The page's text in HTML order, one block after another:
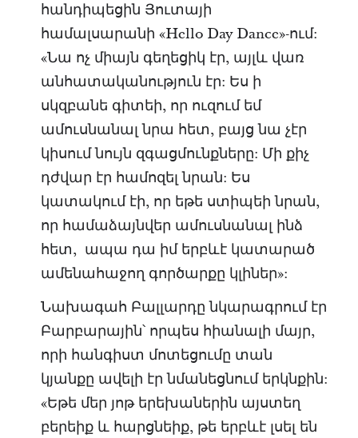
հանդիպեցին Յուտայի
համալսարանի «Hello Day Dance»-ում:
«Նա ոչ միայն գեղեցիկ էր, այլև վառ
անհատականություն էր: Ես ի
սկզբանե գիտեի, որ ուզում եմ
ամուսնանալ նրա հետ, բայց նա չէր
կիսում նույն զգացմունքները: Մի քիչ
դժվար էր համոզել նրան: Ես
կատակում էի, որ եթե ստիպեի նրան,
որ համաձայնվեր ամուսնանալ ինձ
հետ, ապա դա իմ երբևէ կատարած
ամենահաջող գործարքը կլիներ»:
Նախագահ Բալլարդը նկարագրում էր
Բարբարային՝ որպես հիանալի մայր,
որի հանգիստ մոտեցումը տան
կյանքը ավելի էր նմանեցնում երկնքին:
«Եթե մեր յոթ երեխաներին այստեղ
բերեիք և հարցնեիք, թե երբևէ լսել են